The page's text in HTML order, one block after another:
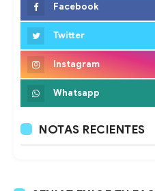
Facebook
Twitter
Instagram
Whatsapp
NOTAS RECIENTES